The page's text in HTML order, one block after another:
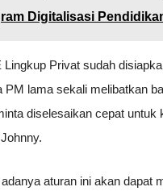
Digitalisasi
Privat sudah
PM lama sekali melibatkan
diselesaikan cepat untuk
aturan ini akan dapat